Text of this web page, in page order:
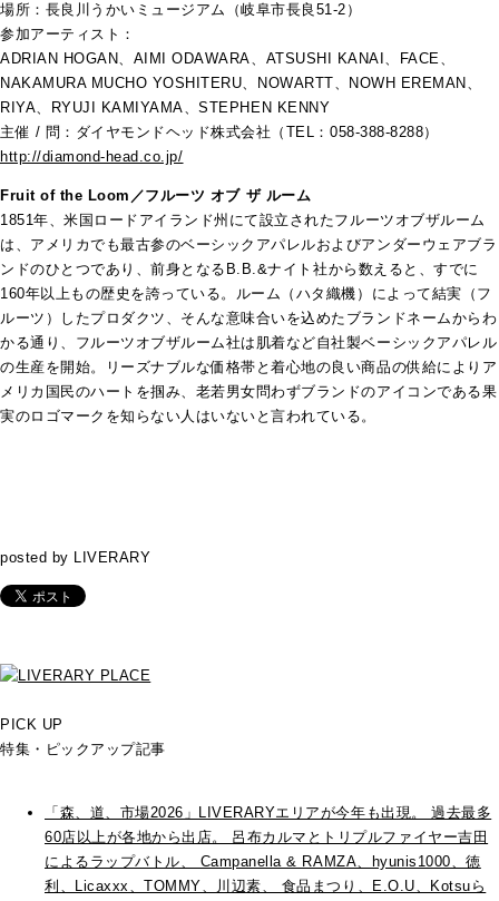
場所：長良川うかいミュージアム（岐阜市長良51-2）
参加アーティスト：
ADRIAN HOGAN、AIMI ODAWARA、ATSUSHI KANAI、FACE、
NAKAMURA MUCHO YOSHITERU、NOWARTT、NOWH EREMAN、
RIYA、RYUJI KAMIYAMA、STEPHEN KENNY
主催 / 問：ダイヤモンドヘッド株式会社（TEL：058-388-8288）
http://diamond-head.co.jp/
Fruit of the Loom／フルーツ オブ ザ ルーム
1851年、米国ロードアイランド州にて設立されたフルーツオブザルーム
は、アメリカでも最古参のベーシックアパレルおよびアンダーウェアブラ
ンドのひとつであり、前身となる B.B.&ナイト社から数えると、すでに
160年以上もの歴史を誇っている。ルーム（ハタ織機）によって結実（フ
ルーツ）したプロダクツ、そんな意味合いを込めたブランドネームからわ
かる通り、フルーツオブザルーム社は肌着など自社製ベーシックアパレル
の生産を開始。リーズナブルな価格帯と着心地の良い商品の供給によりア
メリカ国民のハートを掴み、老若男女問わずブランドのアイコンである果
実のロゴマークを知らない人はいないと言われている。
posted by LIVERARY
PICK UP
特集・ピックアップ記事
「森、道、市場2026」LIVERARYエリアが今年も出現。 過去最多
60店以上が各地から出店。 呂布カルマとトリプルファイヤー吉田
によるラップバトル、 Campanella & RAMZA、hyunis1000、徳
利、Licaxxx、TOMMY、川辺素、 食品まつり、E.O.U、Kotsuら